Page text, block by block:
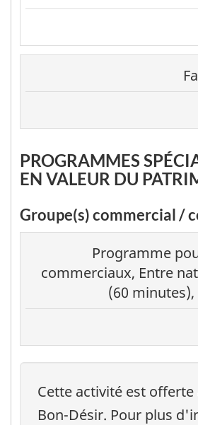
PROGRAMMES
EN VALEUR DU
Groupe(s) commercial /
Programme
commerciaux, Entre
(60
Cette activité est offerte
Bon-Désir. Pour plus